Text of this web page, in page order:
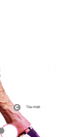
tiếp xúc
là phê
đạo
từ
xúc